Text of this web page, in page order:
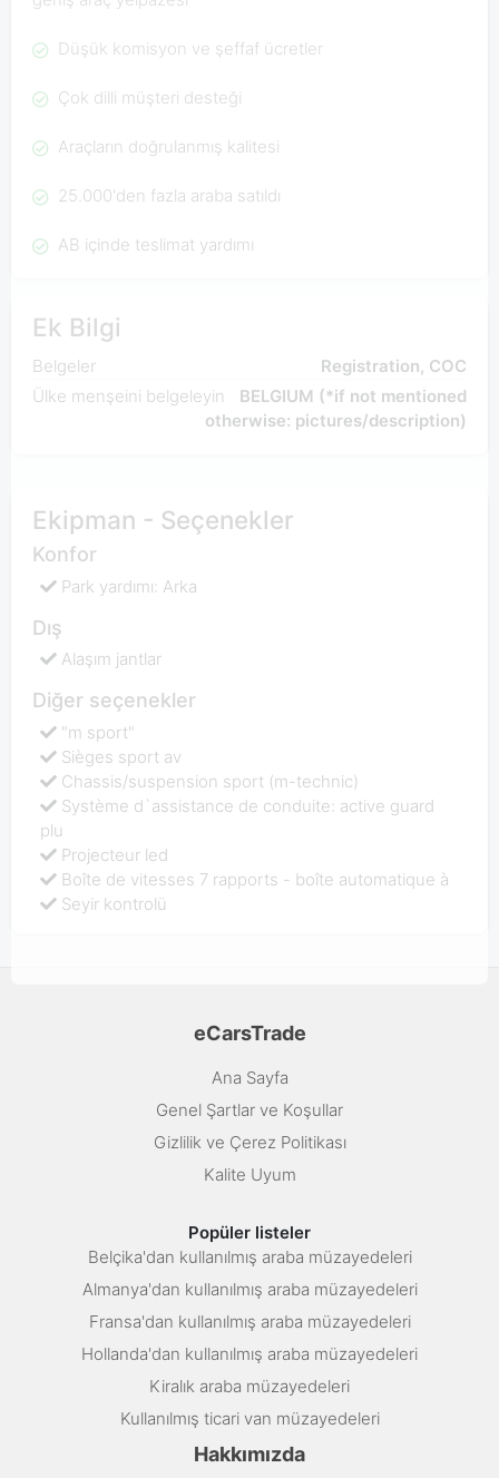
Düşük komisyon ve şeffaf ücretler
Çok dilli müşteri desteği
Araçların doğrulanmış kalitesi
25.000'den fazla araba satıldı
AB içinde teslimat yardımı
Ek Bilgi
Belgeler
Registration, COC
Ülke menşeini belgeleyin
BELGIUM (*if not mentioned
otherwise: pictures/description)
Ekipman - Seçenekler
Konfor
Park yardımı: Arka
Dış
Alaşım jantlar
Diğer seçenekler
"m sport"
Sièges sport av
Chassis/suspension sport (m-technic)
Système d`assistance de conduite: active guard
plu
Projecteur led
Boîte de vitesses 7 rapports - boîte automatique à
Seyir kontrolü
eCarsTrade
Ana Sayfa
Genel Şartlar ve Koşullar
Gizlilik ve Çerez Politikası
Kalite Uyum
Popüler listeler
Belçika'dan kullanılmış araba müzayedeleri
Almanya'dan kullanılmış araba müzayedeleri
Fransa'dan kullanılmış araba müzayedeleri
Hollanda'dan kullanılmış araba müzayedeleri
Kiralık araba müzayedeleri
Kullanılmış ticari van müzayedeleri
Hakkımızda